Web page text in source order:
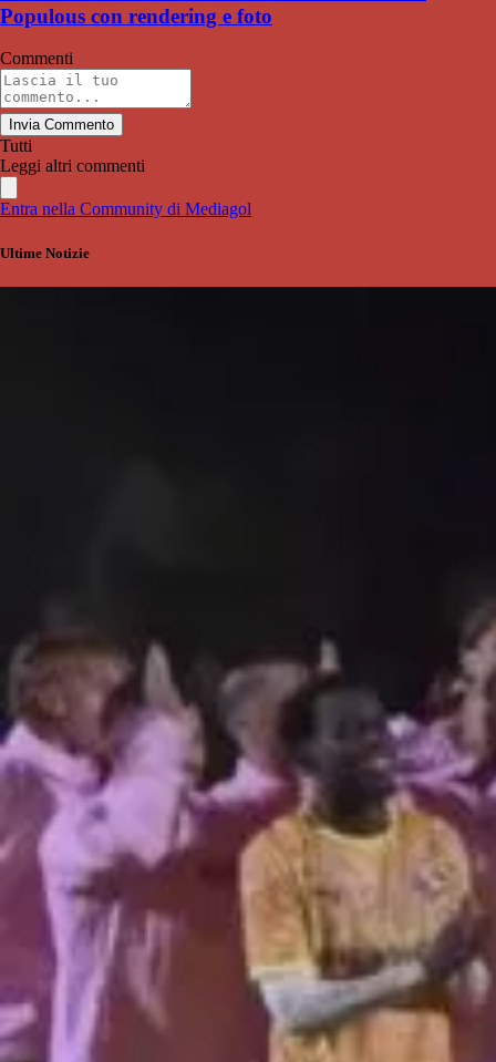
Populous con rendering e foto
Commenti
Invia Commento
Tutti
Leggi altri commenti
Entra nella Community di Mediagol
Ultime Notizie